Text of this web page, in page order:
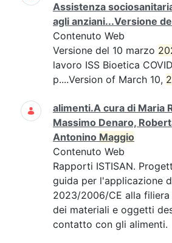
Assistenza
agli anziani...Versione
Contenuto Web
Versione del 10 marzo
lavoro ISS Bioetica
p....Version of March 10,
alimenti.A cura di Maria
Massimo Denaro,
Antonino Maggio
Contenuto Web
Rapporti ISTISAN.
guida per l'applicazione
2023/2006/CE alla
dei materiali e oggetti
contatto con gli alimenti.